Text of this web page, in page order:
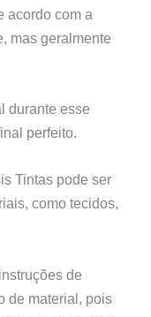
acordo com a
mas geralmente
durante esse
perfeito.
Tintas pode ser
como tecidos,
de
de material, pois